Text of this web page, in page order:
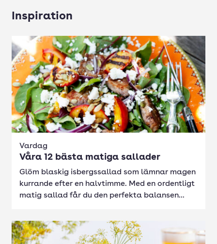
Inspiration
Vardag
Våra 12 bästa matiga sallader
Glöm blaskig isbergssallad som lämnar magen
kurrande efter en halvtimme. Med en ordentligt
matig sallad får du den perfekta balansen...